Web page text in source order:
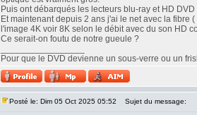
Puis ont débarqués les lecteurs blu-ray et HD
Et maintenant depuis 2 ans j'ai le net avec la fibre
l'image 4K voir 8K selon le débit avec du son HD
Ce serait-on foutu de notre gueule ?
Pour que le DVD devienne un sous-verre ou un
Posté le: Dim 05 Oct 2025 05:52 Sujet du message: